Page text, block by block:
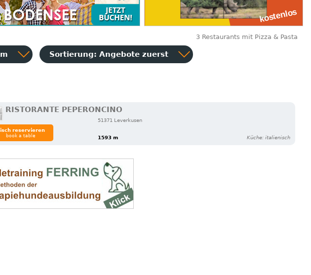
3 Restaurants mit Pizza & Pasta
Sortierung: Angebote zuerst
RISTORANTE PEPERONCINO
51371 Leverkusen
1593 m Küche: italienisch
reservieren
book a table